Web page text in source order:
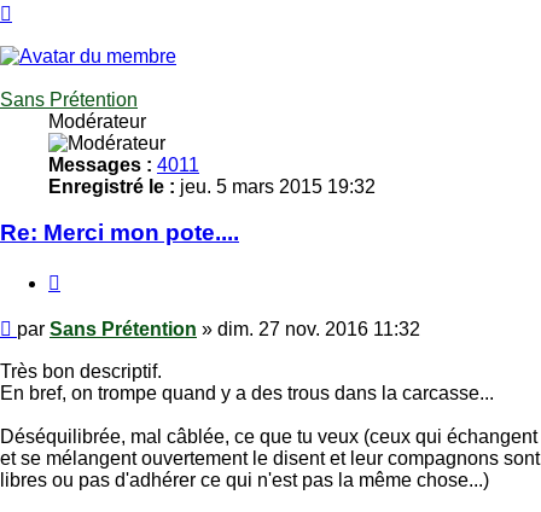
Sans Prétention
Modérateur
Messages : 4011
Enregistré le : jeu. 5 mars 2015 19:32
Re: Merci mon pote....
Message
par Sans Prétention » dim. 27 nov. 2016 11:32
Très bon descriptif.
En bref, on trompe quand y a des trous dans la carcasse...
Déséquilibrée, mal câblée, ce que tu veux (ceux qui échangent
et se mélangent ouvertement le disent et leur compagnons sont
libres ou pas d'adhérer ce qui n'est pas la même chose...)